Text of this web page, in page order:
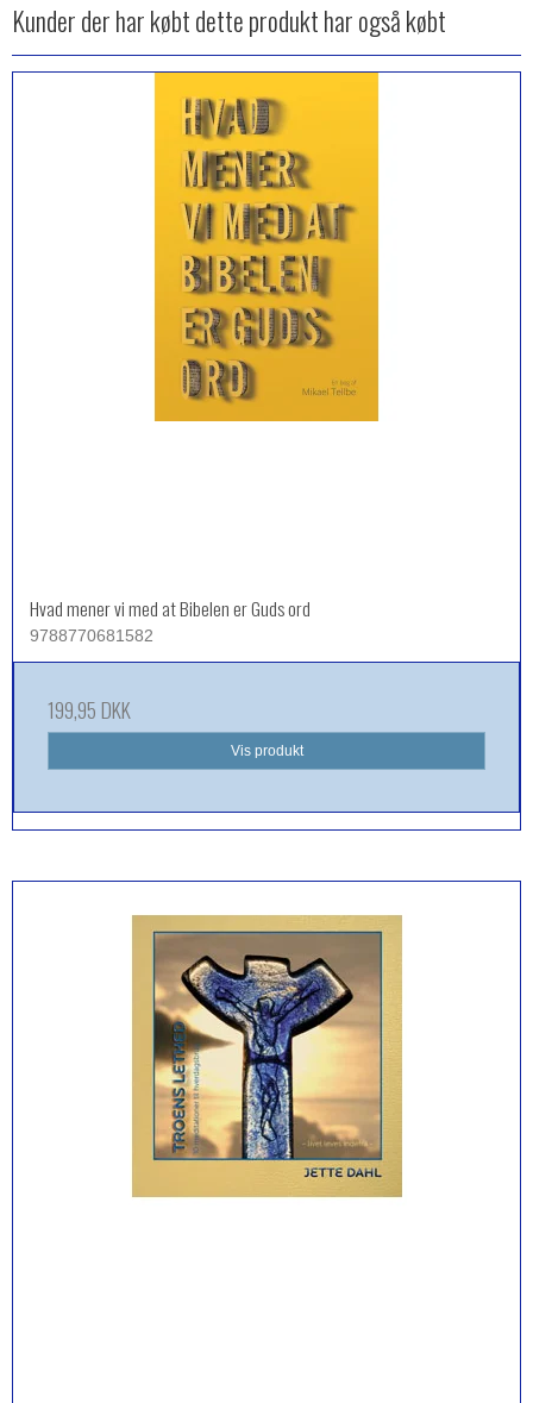
Kunder der har købt dette produkt har også købt
Hvad mener vi med at Bibelen er Guds ord
9788770681582
199,95 DKK
Vis produkt